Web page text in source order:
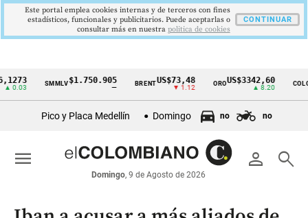
Cintillo
económicos
Colombia
SMMLV$1.750.905 BRENT US$73,48
▼ 1.12
ORO US$3342,60 COLCAP
Pico y Placa Medellín Domingo no no
person search
Domingo, 9 de Agosto de 2026
menu
Este portal emplea cookies internas y de terceros con fines
estadísticos, funcionales y publicitarios. Puede aceptarlas o
consultar más en nuestra politica de cookies
CONTINUAR